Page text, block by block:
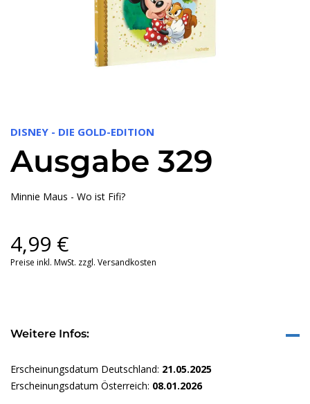
DISNEY - DIE GOLD-EDITION
Ausgabe 329
Minnie Maus - Wo ist Fifi?
4,99 €
Preise inkl. MwSt. zzgl. Versandkosten
Weitere Infos:
Erscheinungsdatum Deutschland: 21.05.2025
Erscheinungsdatum Österreich: 08.01.2026